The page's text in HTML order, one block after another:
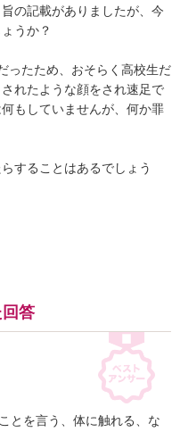
の記載がありましたが、今
うか？
ったため、おそらく高校生だ
れたような顔をされ速足で
もしていませんが、何か罪
することはあるでしょう
答
とを言う、体に触れる、な